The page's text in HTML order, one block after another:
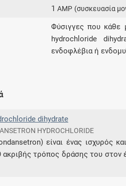
1AMP (συσκευασία
Φύσιγγες που κάθε
hydrochloride
ενδοφλέβια ή
dihydrate
HYDROCHLORIDE
είναι ένας ισχυρός
τρόπος δράσης του στον